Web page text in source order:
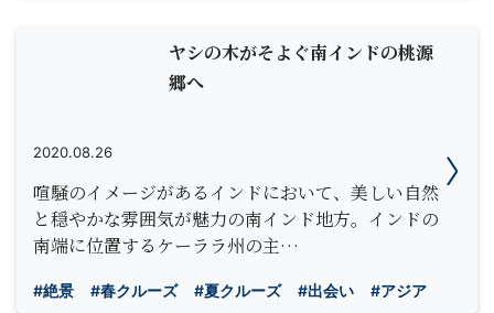
ヤシの木がそよぐ南インドの桃源
郷へ
2020.08.26
喧騒のイメージがあるインドにおいて、美しい自然
と穏やかな雰囲気が魅力の南インド地方。インドの
南端に位置するケーララ州の主…
#絶景 #春クルーズ #夏クルーズ #出会い #アジア